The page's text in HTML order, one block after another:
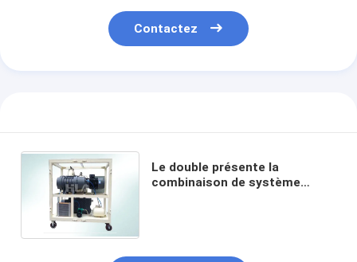
Contactez
Le double présente la
combinaison de système